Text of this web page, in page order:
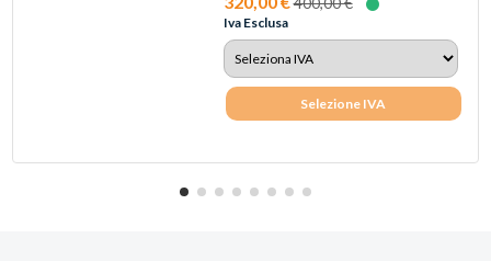
Iva Esclusa
Selezione IVA